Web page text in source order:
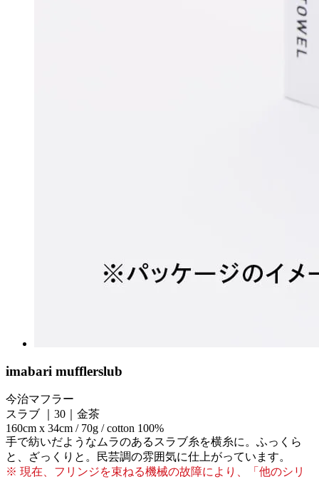
imabari mufflerslub
今治マフラー
スラブ ｜30｜金茶
160cm x 34cm / 70g / cotton 100%
手で紡いだようなムラのあるスラブ糸を横糸に。ふっくら
と、ざっくりと。民芸調の雰囲気に仕上がっています。
※ 現在、フリンジを束ねる機械の故障により、「他のシリ